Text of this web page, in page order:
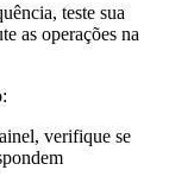
teste sua
as operações na
verifique se